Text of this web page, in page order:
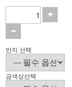
반지 선택
금색상선택